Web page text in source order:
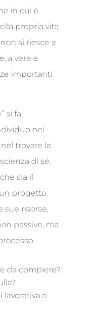
in cui è
propria vita
si riesce a
a vere e
importanti
si fa
nei
trovare la
di sé.
sia il
progetto
sue risorse,
passivo, ma
da compiere?
lavorativa o